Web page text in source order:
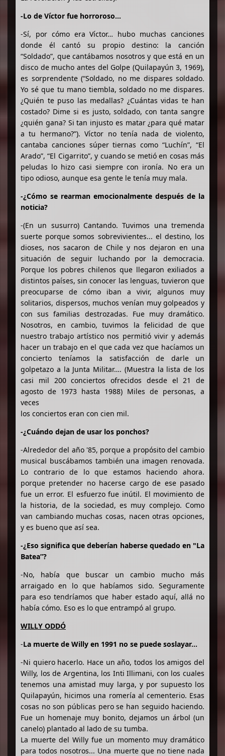
-Lo de Víctor fue horroroso…
-Sí, por cómo era Víctor… hubo muchas canciones
donde él cantó su propio destino: la canción
“Soldado”, que cantábamos nosotros y que está en un
disco de mucho antes del Golpe (Quilapayún 3, 1969),
es sorprendente (“Soldado, no me dispares soldado.
Yo sé que tu mano tiembla, soldado no me dispares.
¿Quién te puso las medallas? ¿Cuántas vidas te han
costado? Dime si es justo, soldado, con tanta sangre
¿quién gana? Si tan injusto es matar ¿para qué matar
a tu hermano?”). Víctor no tenía nada de violento,
cantaba canciones súper tiernas como “Luchín”, “El
Arado”, “El Cigarrito”, y cuando se metió en cosas más
peludas lo hizo casi siempre con ironía. No era un
tipo odioso, aunque esa gente le tenía muy mala.
-¿Cómo se rearman emocionalmente después de la
noticia?
-(En un susurro) Cantando. Tuvimos una tremenda
suerte porque somos sobrevivientes... el destino, los
dioses, nos sacaron de Chile y nos dejaron en una
situación de seguir luchando por la democracia.
Porque los pobres chilenos que llegaron exiliados a
distintos países, sin conocer las lenguas, tuvieron que
preocuparse de cómo iban a vivir, algunos muy
solitarios, dispersos, muchos venían muy golpeados y
con sus familias destrozadas. Fue muy dramático.
Nosotros, en cambio, tuvimos la felicidad de que
nuestro trabajo artístico nos permitió vivir y además
hacer un trabajo en el que cada vez que hacíamos un
concierto teníamos la satisfacción de darle un
golpetazo a la Junta Militar…. (Muestra la lista de los
casi mil 200 conciertos ofrecidos desde el 21 de
agosto de 1973 hasta 1988) Miles de personas, a
veces
los conciertos eran con cien mil.
-¿Cuándo dejan de usar los ponchos?
-Alrededor del año '85, porque a propósito del cambio
musical buscábamos también una imagen renovada.
Lo contrario de lo que estamos haciendo ahora.
porque pretender no hacerse cargo de ese pasado
fue un error. El esfuerzo fue inútil. El movimiento de
la historia, de la sociedad, es muy complejo. Como
van cambiando muchas cosas, nacen otras opciones,
y es bueno que así sea.
-¿Eso significa que deberían haberse quedado en "La
Batea”?
-No, había que buscar un cambio mucho más
arraigado en lo que habíamos sido. Seguramente
para eso tendríamos que haber estado aquí, allá no
había cómo. Eso es lo que entrampó al grupo.
WILLY ODDÓ
-La muerte de Willy en 1991 no se puede soslayar…
-Ni quiero hacerlo. Hace un año, todos los amigos del
Willy, los de Argentina, los Inti Illimani, con los cuales
tenemos una amistad muy larga, y por supuesto los
Quilapayún, hicimos una romería al cementerio. Esas
cosas no son públicas pero se han seguido haciendo.
Fue un homenaje muy bonito, dejamos un árbol (un
canelo) plantado al lado de su tumba.
La muerte del Willy fue un momento muy dramático
para todos nosotros... Una muerte que no tiene nada